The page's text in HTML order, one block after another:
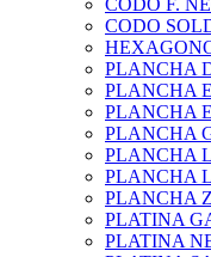
CODO F.
CODO
PLANCHA
PLANCHA
PLANCHA
PLANCHA
PLANCHA
PLANCHA
PLANCHA
PLATINA
PLATINA